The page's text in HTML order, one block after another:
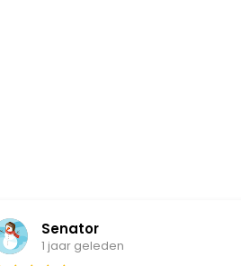
Senator
1 jaar geleden